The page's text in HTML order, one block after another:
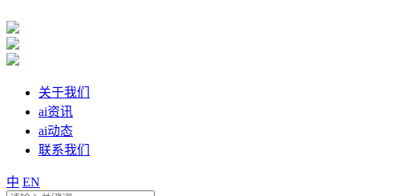
关于我们
ai资讯
ai动态
联系我们
中 EN